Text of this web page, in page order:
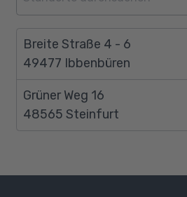
Breite Straße 4 - 6
49477 Ibbenbüren
Grüner Weg 16
48565 Steinfurt